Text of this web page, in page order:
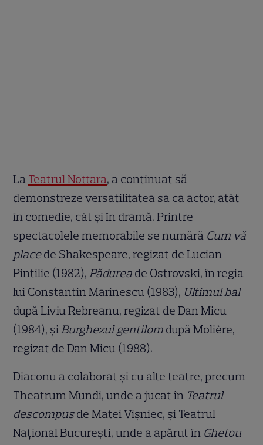
La Teatrul Nottara, a continuat să
demonstreze versatilitatea sa ca actor, atât
în comedie, cât și în dramă. Printre
spectacolele memorabile se numără Cum vă
placede Shakespeare, regizat de Lucian
Pintilie (1982),Pădurea de Ostrovski, în regia
lui Constantin Marinescu (1983), Ultimul bal
după Liviu Rebreanu, regizat de Dan Micu
(1984), șiBurghezul gentilom după Molière,
regizat de Dan Micu (1988).
Diaconu a colaborat și cu alte teatre, precum
Theatrum Mundi, unde a jucat în Teatrul
descompusde Matei Vișniec, și Teatrul
Național București, unde a apărut în Ghetou